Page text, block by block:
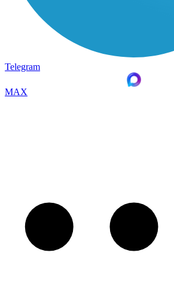
Telegram
MAX